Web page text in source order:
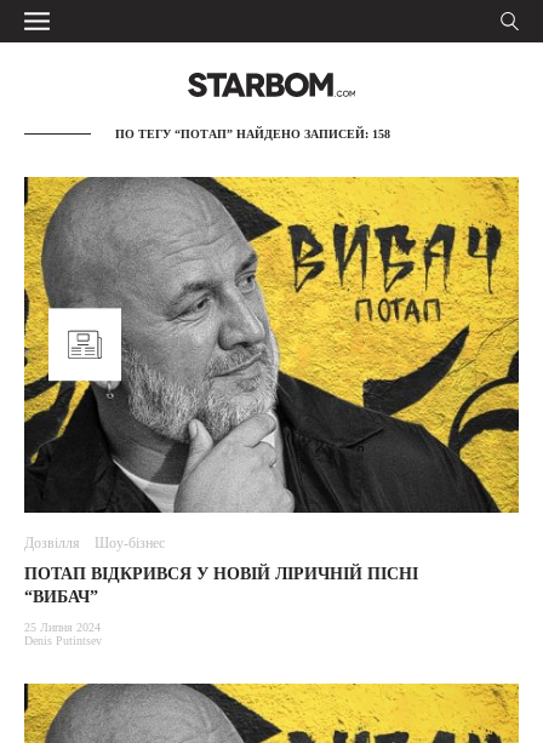
ПО ТЕГУ “ПОТАП” НАЙДЕНО ЗАПИСЕЙ: 158
Дозвілля Шоу-бізнес
ПОТАП ВІДКРИВСЯ У НОВІЙ ЛІРИЧНІЙ ПІСНІ
“ВИБАЧ”
25 Липня 2024
Denis Putintsev